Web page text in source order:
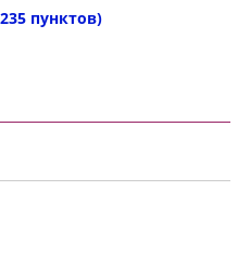
пунктов)